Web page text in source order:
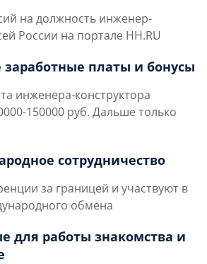
на должность инженер-
России на портале HH.RU
заработные платы и бонусы
инженера-конструктора
150000 руб. Дальше только
сотрудничество
за границей и участвуют в
обмена
для работы знакомства и